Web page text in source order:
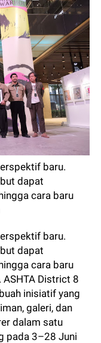
baru.
dapat
cara baru
baru.
dapat
cara baru
District 8
inisiatif yang
galeri, dan
dalam satu
pada 3–28 Juni